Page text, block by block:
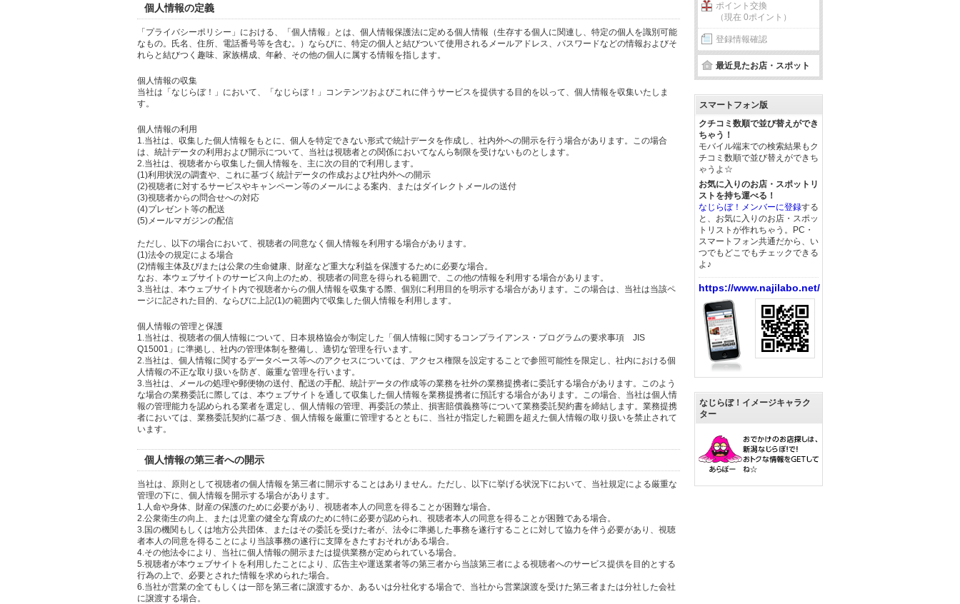
個人情報の定義
「プライバシーポリシー」における、「個人情報」とは、個人情報保護法に定める個人情報（生存する個人に関連し、特定の個人を識別可能
なもの。氏名、住所、電話番号等を含む。）ならびに、特定の個人と結びついて使用されるメールアドレス、パスワードなどの情報およびそ
れらと結びつく趣味、家族構成、年齢、その他の個人に属する情報を指します。
個人情報の収集
当社は「なじらぼ！」において、「なじらぼ！」コンテンツおよびこれに伴うサービスを提供する目的を以って、個人情報を収集いたしま
す。
個人情報の利用
1.当社は、収集した個人情報をもとに、個人を特定できない形式で統計データを作成し、社内外への開示を行う場合があります。この場合
は、統計データの利用および開示について、当社は視聴者との関係においてなんら制限を受けないものとします。
2.当社は、視聴者から収集した個人情報を、主に次の目的で利用します。
(1)利用状況の調査や、これに基づく統計データの作成および社内外への開示
(2)視聴者に対するサービスやキャンペーン等のメールによる案内、またはダイレクトメールの送付
(3)視聴者からの問合せへの対応
(4)プレゼント等の配送
(5)メールマガジンの配信
ただし、以下の場合において、視聴者の同意なく個人情報を利用する場合があります。
(1)法令の規定による場合
(2)情報主体及び/または公衆の生命健康、財産など重大な利益を保護するために必要な場合。
なお、本ウェブサイトのサービス向上のため、視聴者の同意を得られる範囲で、この他の情報を利用する場合があります。
3.当社は、本ウェブサイト内で視聴者からの個人情報を収集する際、個別に利用目的を明示する場合があります。この場合は、当社は当該ペ
ージに記された目的、ならびに上記(1)の範囲内で収集した個人情報を利用します。
個人情報の管理と保護
1.当社は、視聴者の個人情報について、日本規格協会が制定した「個人情報に関するコンプライアンス・プログラムの要求事項 JIS
Q15001」に準拠し、社内の管理体制を整備し、適切な管理を行います。
2.当社は、個人情報に関するデータベース等へのアクセスについては、アクセス権限を設定することで参照可能性を限定し、社内における個
人情報の不正な取り扱いを防ぎ、厳重な管理を行います。
3.当社は、メールの処理や郵便物の送付、配送の手配、統計データの作成等の業務を社外の業務提携者に委託する場合があります。このよう
な場合の業務委託に際しては、本ウェブサイトを通して収集した個人情報を業務提携者に預託する場合があります。この場合、当社は個人情
報の管理能力を認められる業者を選定し、個人情報の管理、再委託の禁止、損害賠償義務等について業務委託契約書を締結します。業務提携
者においては、業務委託契約に基づき、個人情報を厳重に管理するとともに、当社が指定した範囲を超えた個人情報の取り扱いを禁止されて
います。
個人情報の第三者への開示
当社は、原則として視聴者の個人情報を第三者に開示することはありません。ただし、以下に挙げる状況下において、当社規定による厳重な
管理の下に、個人情報を開示する場合があります。
1.人命や身体、財産の保護のために必要があり、視聴者本人の同意を得ることが困難な場合。
2.公衆衛生の向上、または児童の健全な育成のために特に必要が認められ、視聴者本人の同意を得ることが困難である場合。
3.国の機関もしくは地方公共団体、またはその委託を受けた者が、法令に準拠した事務を遂行することに対して協力を伴う必要があり、視聴
者本人の同意を得ることにより当該事務の遂行に支障をきたすおそれがある場合。
4.その他法令により、当社に個人情報の開示または提供業務が定められている場合。
5.視聴者が本ウェブサイトを利用したことにより、広告主や運送業者等の第三者から当該第三者による視聴者へのサービス提供を目的とする
行為の上で、必要とされた情報を求められた場合。
6.当社が営業の全てもしくは一部を第三者に譲渡するか、あるいは分社化する場合で、当社から営業譲渡を受けた第三者または分社した会社
に譲渡する場合。
ポイント交換
（現在 0ポイント）
登録情報確認
最近見たお店・スポット
スマートフォン版
クチコミ数順で並び替えができ
ちゃう！
モバイル端末での検索結果もク
チコミ数順で並び替えができち
ゃうよ☆
お気に入りのお店・スポットリ
ストを持ち運べる！
なじらぼ！メンバーに登録する
と、お気に入りのお店・スポッ
トリストが作れちゃう。PC・
スマートフォン共通だから、い
つでもどこでもチェックできる
よ♪
https://www.najilabo.net/
なじらぼ！イメージキャラク
ター